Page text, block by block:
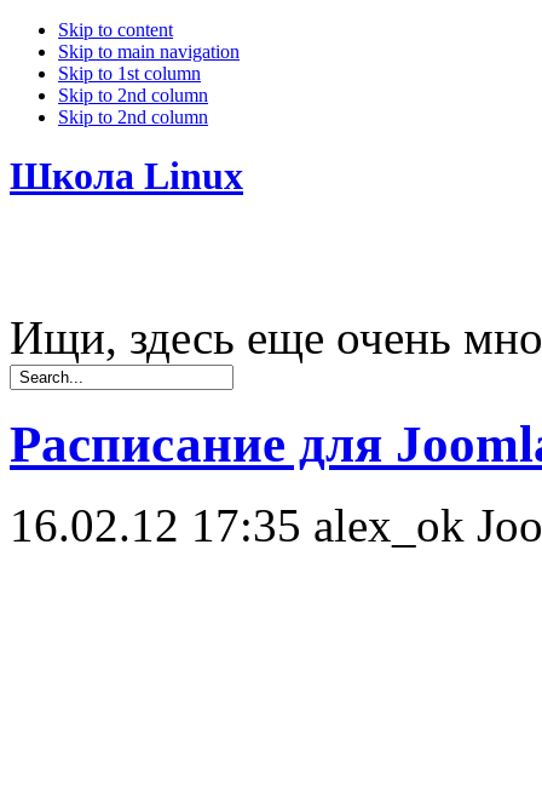
Skip to content
Skip to main navigation
Skip to 1st column
Skip to 2nd column
Skip to 2nd column
Школа Linux
Ищи, здесь еще очень
Расписание для
16.02.12 17:35 alex_ok